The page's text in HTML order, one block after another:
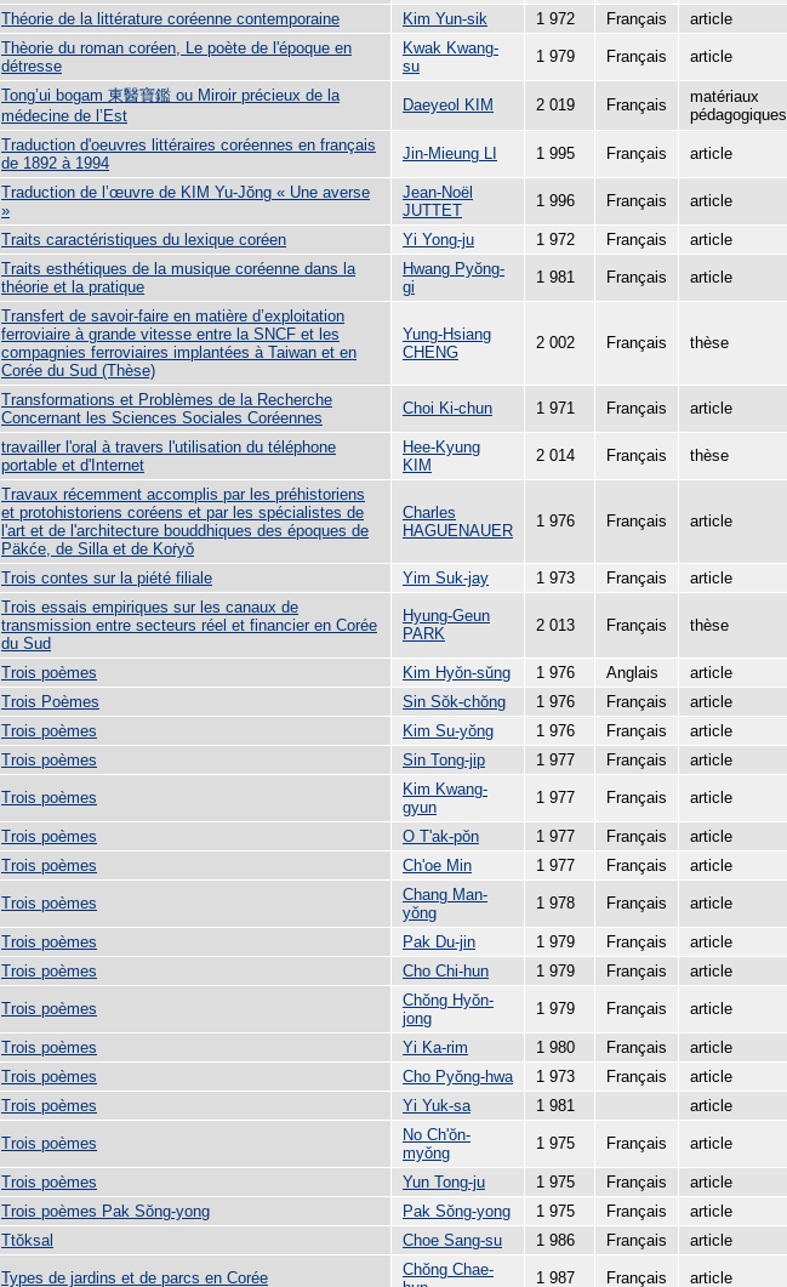
Théorie de la littérature coréenne contemporaine Kim Yun-sik 1 972 Français
article
Thèorie du roman coréen, Le poète de l'époque en
détresse
Kwak Kwang-
su
1 979 Français article
Tong’ui bogam 東醫寶鑑 ou Miroir précieux de la
médecine de l’Est
Daeyeol KIM 2 019 Français
matériaux
pédagogiques
Traduction d'oeuvres littéraires coréennes en français
de 1892 à 1994
Jin-Mieung LI 1 995 Français article
Traduction de l’œuvre de KIM Yu-Jŏng « Une averse
»
Jean-Noël
JUTTET
1 996 Français article
Traits caractéristiques du lexique coréen Yi Yong-ju 1 972 Français
article
Traits esthétiques de la musique coréenne dans la
théorie et la pratique
Hwang Pyŏng-
gi
1 981 Français article
Transfert de savoir-faire en matière d’exploitation
ferroviaire à grande vitesse entre la SNCF et les
compagnies ferroviaires implantées à Taiwan et en
Corée du Sud (Thèse)
Yung-Hsiang
CHENG
2 002 Français thèse
Transformations et Problèmes de la Recherche
Concernant les Sciences Sociales Coréennes
Choi Ki-chun 1 971 Français article
travailler l'oral à travers l'utilisation du téléphone
portable et d'Internet
Hee-Kyung
KIM
2 014 Français thèse
Travaux récemment accomplis par les préhistoriens
et protohistoriens coréens et par les spécialistes de
l'art et de l'architecture bouddhiques des époques de
Päkće, de Silla et de Koṙyŏ
Charles
HAGUENAUER
1 976 Français article
Trois contes sur la piété filiale Yim Suk-jay 1 973 Français
article
Trois essais empiriques sur les canaux de
transmission entre secteurs réel et financier en Corée
du Sud
Hyung-Geun
PARK
2 013 Français thèse
Trois poèmes Kim Hyŏn-sŭng 1 976 Anglais
article
Trois Poèmes
Sin Sŏk-chŏng 1 976 Français
article
Trois poèmes
Kim Su-yŏng 1 976 Français
article
Trois poèmes
Sin Tong-jip 1 977 Français article
Trois poèmes
Kim Kwang-
gyun
1 977 Français article
Trois poèmes O T'ak-pŏn 1 977 Français
article
Trois poèmes
Ch'oe Min 1 977 Français article
Trois poèmes
Chang Man-
yŏng
1 978 Français article
Trois poèmes Pak Du-jin 1 979 Français
article
Trois poèmes
Cho Chi-hun 1 979 Français article
Trois poèmes
Chŏng Hyŏn-
jong
1 979 Français article
Trois poèmes Yi Ka-rim 1 980 Français
article
Trois poèmes
Cho Pyŏng-hwa 1 973 Français
article
Trois poèmes
Yi Yuk-sa 1 981 article
Trois poèmes
No Ch'ŏn-
myŏng
1 975 Français article
Trois poèmes Yun Tong-ju 1 975 Français
article
Trois poèmes Pak Sŏng-yong
Pak Sŏng-yong 1 975 Français
article
Ttŏksal
Choe Sang-su 1 986 Français article
Types de jardins et de parcs en Corée
Chŏng Chae-
1 987 Français article